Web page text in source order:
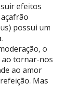
efeitos
possui um
o
ao tornar-nos
ao amor
Mas